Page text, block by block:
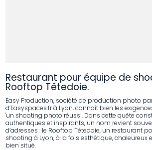
Restaurant pour équipe de
Rooftop Têtedoie.
Easy Production, société de production photo
d’Easyspaces.fr à Lyon, connaît bien les
'un shooting photo réussi. Dans cette quête
authentiques et inspirants, un nom revient
d’adresses : le Rooftop Têtedoie, un restaurant
shooting à Lyon, à la fois esthétique,
bien situé.